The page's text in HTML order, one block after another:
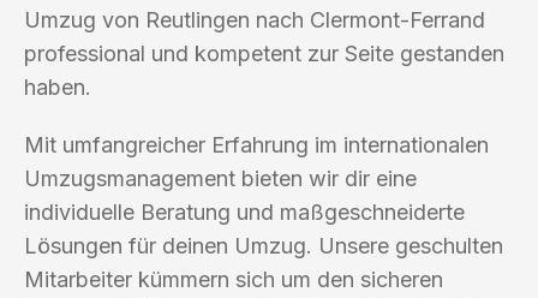
Umzug von Reutlingen nach Clermont-Ferrand
professional und kompetent zur Seite gestanden
haben.
Mit umfangreicher Erfahrung im internationalen
Umzugsmanagement bieten wir dir eine
individuelle Beratung und maßgeschneiderte
Lösungen für deinen Umzug. Unsere geschulten
Mitarbeiter kümmern sich um den sicheren